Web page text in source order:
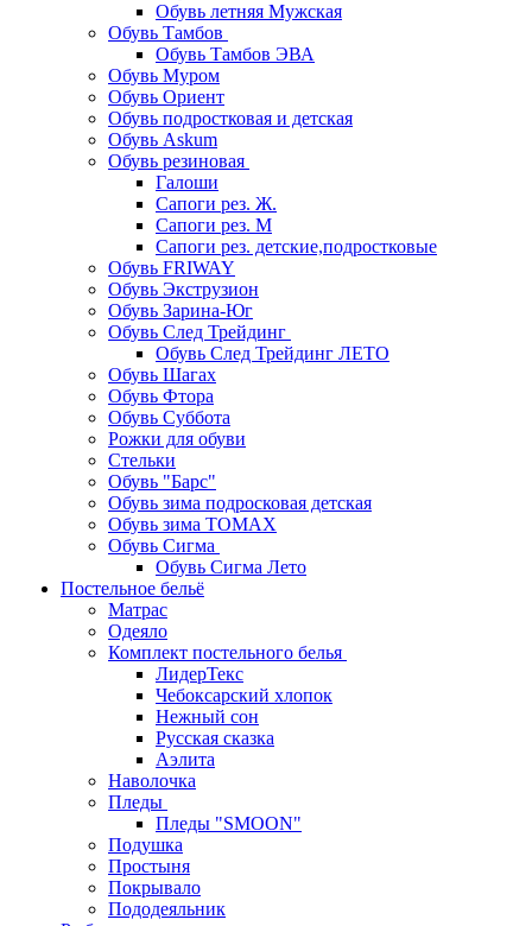
Обувь летняя Мужская
Обувь Тамбов
Обувь Тамбов ЭВА
Обувь Муром
Обувь Ориент
Обувь подростковая и детская
Обувь Askum
Обувь резиновая
Галоши
Сапоги рез. Ж.
Сапоги рез. М
Сапоги рез. детские,подростковые
Обувь FRIWAY
Обувь Экструзион
Обувь Зарина-Юг
Обувь След Трейдинг
Обувь След Трейдинг ЛЕТО
Обувь Шагах
Обувь Фтора
Обувь Суббота
Рожки для обуви
Стельки
Обувь "Барс"
Обувь зима подросковая детская
Обувь зима ТОМАХ
Обувь Сигма
Обувь Сигма Лето
Постельное бельё
Матрас
Одеяло
Комплект постельного белья
ЛидерТекс
Чебоксарский хлопок
Нежный сон
Русская сказка
Аэлита
Наволочка
Пледы
Пледы "SMOON"
Подушка
Простыня
Покрывало
Пододеяльник